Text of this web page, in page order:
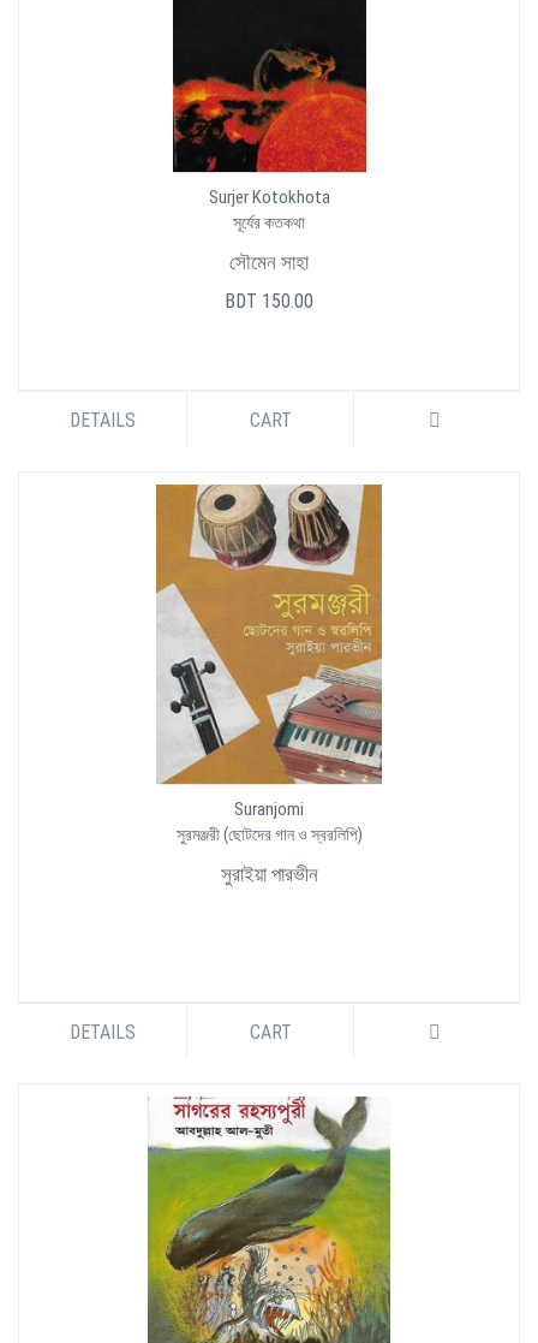
Surjer Kotokhota
সূর্যের কতকথা
সৌমেন সাহা
BDT 150.00
DETAILS CART
Suranjomi
সুরমঞ্জরী (ছোটদের গান ও স্বরলিপি)
সুরাইয়া পারভীন
DETAILS CART